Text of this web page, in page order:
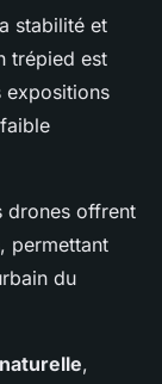
stabilité et
trépied est
expositions
drones offrent
permettant
du
,